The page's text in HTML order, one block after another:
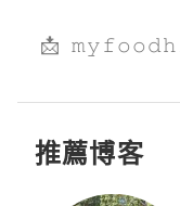
📩
推薦博客